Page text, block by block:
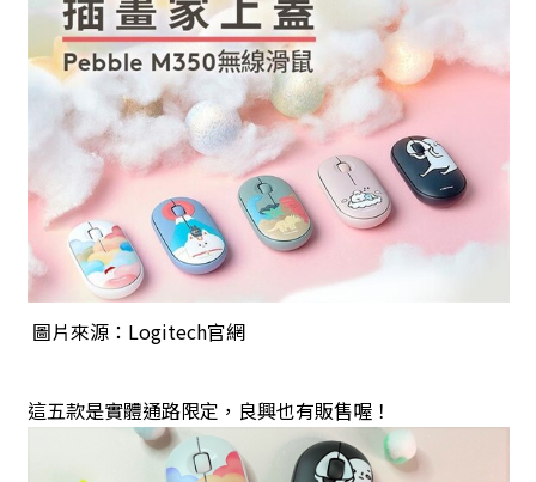
圖片來源：Logitech官網
這五款是實體通路限定，良興也有販售喔！